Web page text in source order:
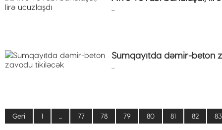
Sumqayıtda dəmir-beton
Geri 1 77 78 79 80 81 82 83